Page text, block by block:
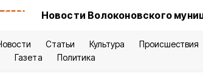
Новости Волоконовского
Статьи Культура Происшествия
Газета Политика